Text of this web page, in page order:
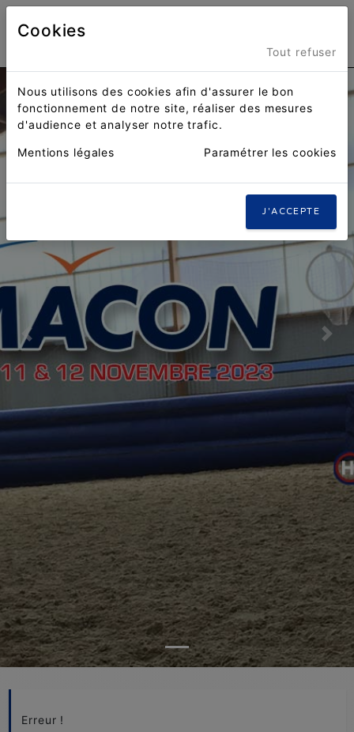
Previous Next
Erreur !
Cookies
Tout refuser
Nous utilisons des cookies afin d'assurer le bon
fonctionnement de notre site, réaliser des mesures
d'audience et analyser notre trafic.
Mentions légales Paramétrer les cookies
J'ACCEPTE